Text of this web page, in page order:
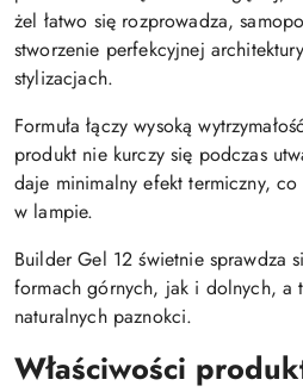
żel łatwo się rozprowadza,
stworzenie perfekcyjnej
stylizacjach.
Formuła łączy wysoką
produkt nie kurczy się podczas
daje minimalny efekt termiczny,
w lampie.
Builder Gel 12 świetnie sprawdza
formach górnych, jak i dolnych, a
naturalnych paznokci.
Właściwości